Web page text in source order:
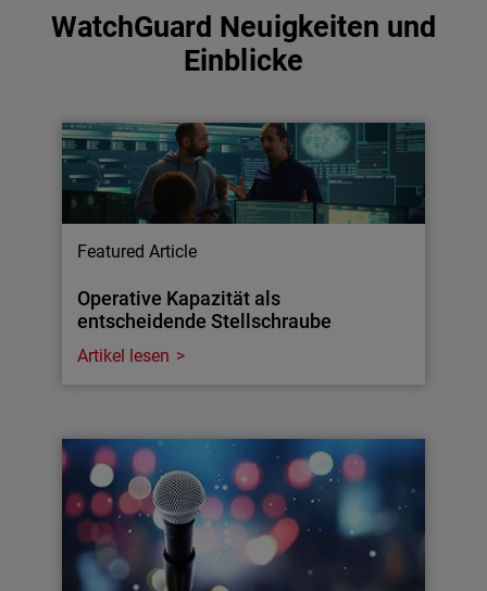
WatchGuard Neuigkeiten und
Einblicke
Featured Article
Operative Kapazität als
entscheidende Stellschraube
Artikel lesen